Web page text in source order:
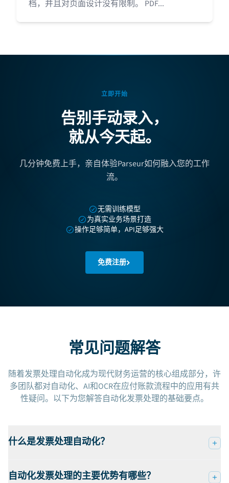
档，并且对页面设计没有限制。 PDF...
立即开始
告别手动录入，
就从今天起。
几分钟免费上手，亲自体验Parseur如何融入您的工作
流。
无需训练模型
为真实业务场景打造
操作足够简单，API足够强大
免费注册
常见问题解答
随着发票处理自动化成为现代财务运营的核心组成部分，许
多团队都对自动化、AI和OCR在应付账款流程中的应用有共
性疑问。以下为您解答自动化发票处理的基础要点。
什么是发票处理自动化？
自动化发票处理的主要优势有哪些？